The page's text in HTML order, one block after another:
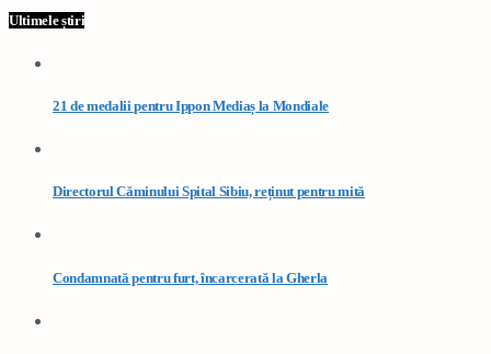
Ultimele știri
21 de medalii pentru Ippon Mediaș la Mondiale
Directorul Căminului Spital Sibiu, reținut pentru mită
Condamnată pentru furt, încarcerată la Gherla